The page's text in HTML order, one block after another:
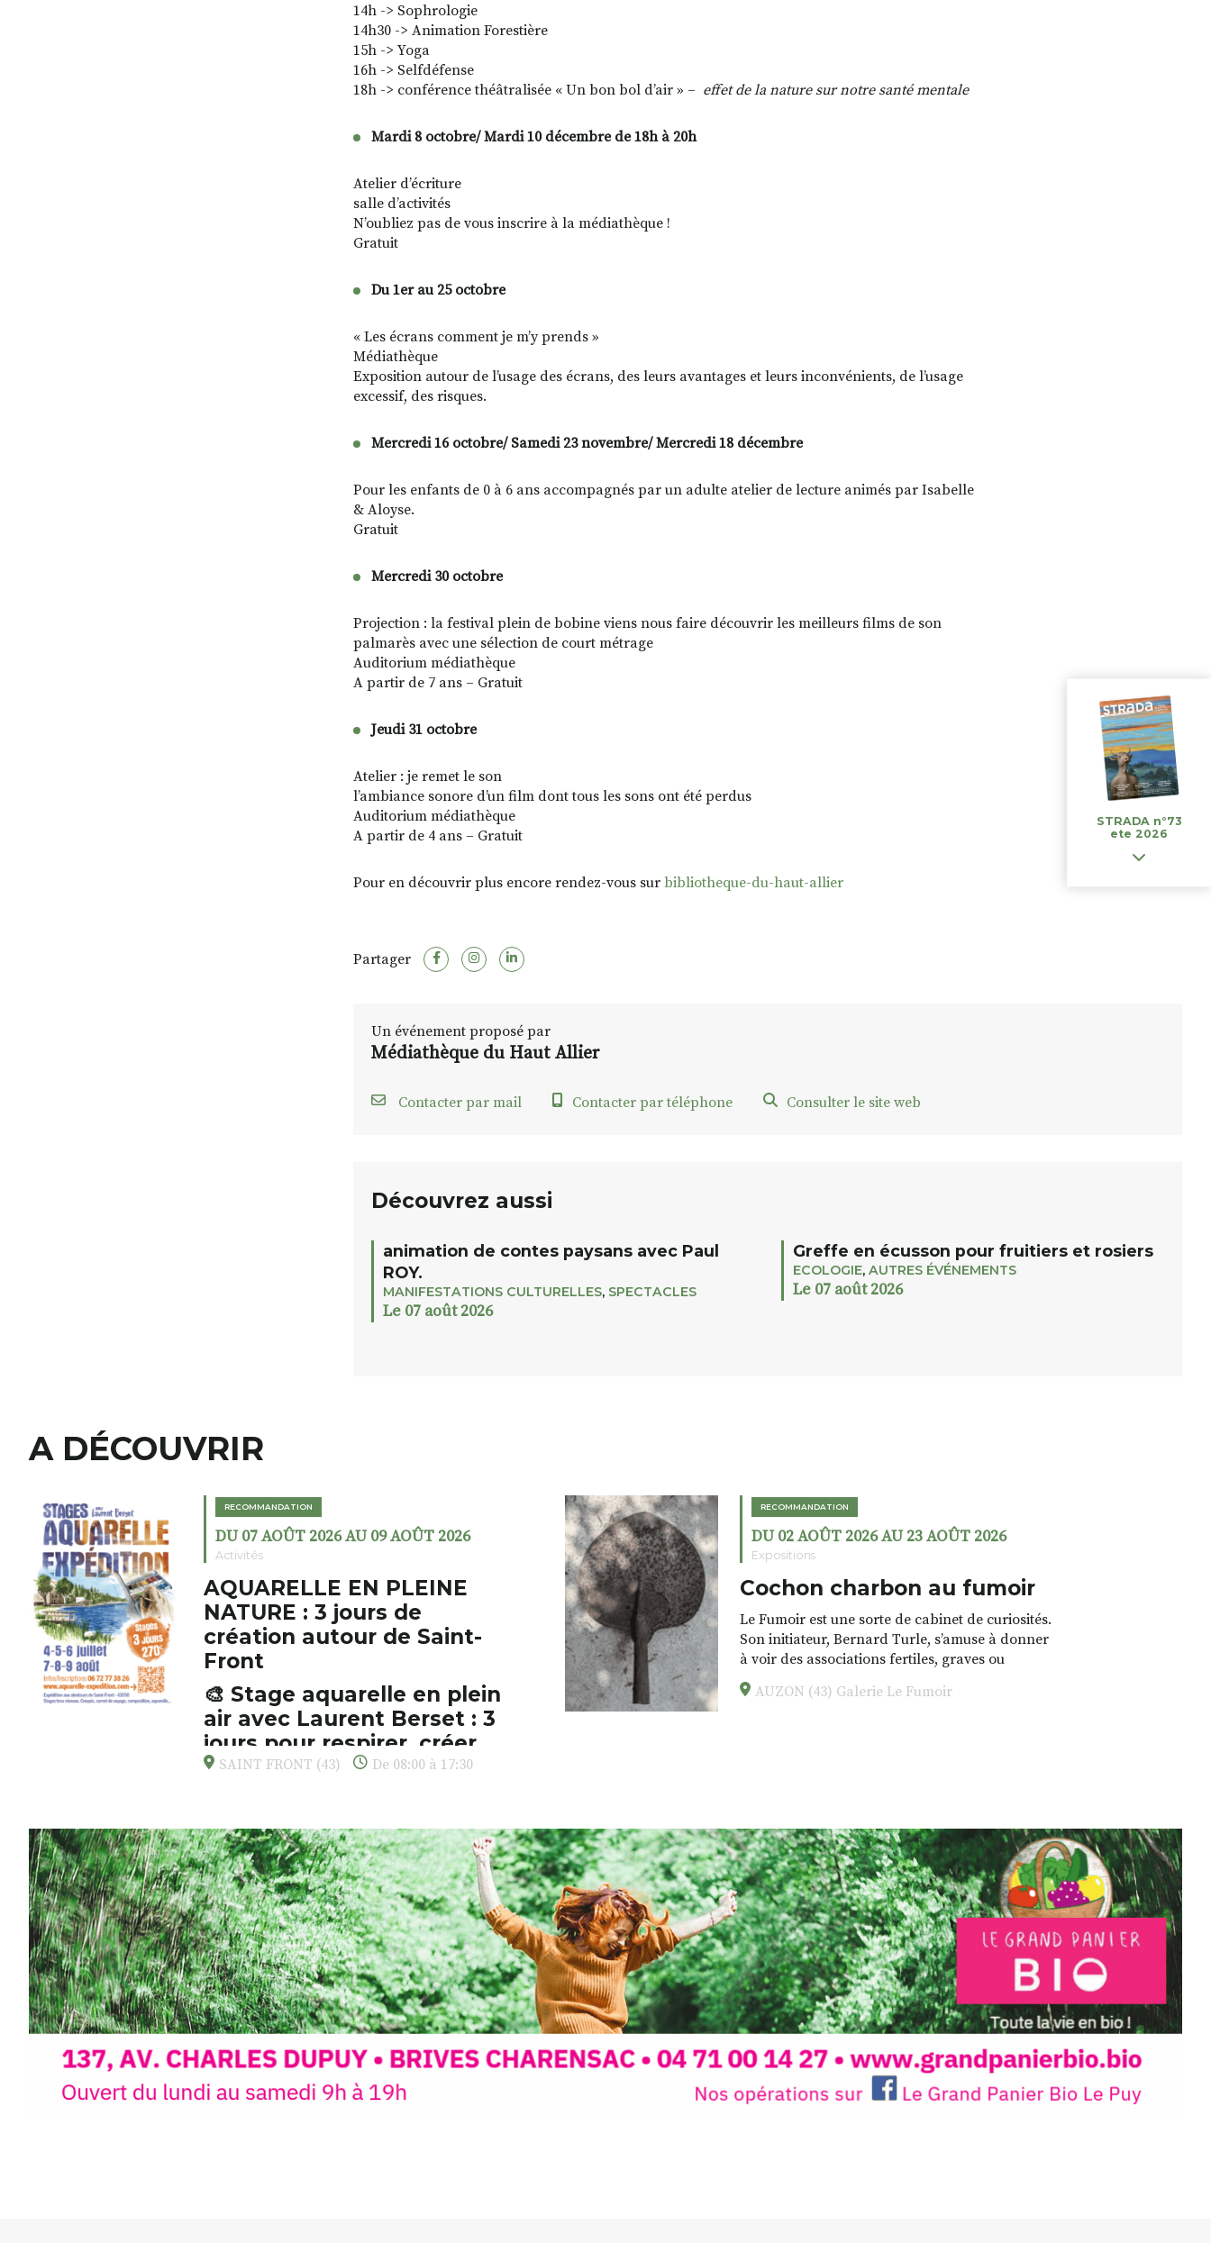
14h -> Sophrologie
14h30 -> Animation Forestière
15h -> Yoga
16h -> Selfdéfense
18h -> conférence théâtralisée « Un bon bol d’air » – effet de la nature sur notre santé mentale
Mardi 8 octobre/ Mardi 10 décembre de 18h à 20h
Atelier d’écriture
salle d’activités
N’oubliez pas de vous inscrire à la médiathèque !
Gratuit
Du 1er au 25 octobre
« Les écrans comment je m’y prends »
Médiathèque
Exposition autour de l’usage des écrans, des leurs avantages et leurs inconvénients, de l’usage
excessif, des risques.
Mercredi 16 octobre/ Samedi 23 novembre/ Mercredi 18 décembre
Pour les enfants de 0 à 6 ans accompagnés par un adulte atelier de lecture animés par Isabelle
& Aloyse.
Gratuit
Mercredi 30 octobre
Projection : la festival plein de bobine viens nous faire découvrir les meilleurs films de son
palmarès avec une sélection de court métrage
Auditorium médiathèque
A partir de 7 ans – Gratuit
Jeudi 31 octobre
Atelier : je remet le son
l’ambiance sonore d’un film dont tous les sons ont été perdus
Auditorium médiathèque
A partir de 4 ans – Gratuit
Pour en découvrir plus encore rendez-vous sur bibliotheque-du-haut-allier
Partager
Un événement proposé par
Médiathèque du Haut Allier
Contacter par mail Contacter par téléphone Consulter le site web
Découvrez aussi
animation de contes paysans avec Paul
ROY.
MANIFESTATIONS CULTURELLES, SPECTACLES
Le 07 août 2026
Greffe en écusson pour fruitiers et rosiers
ECOLOGIE, AUTRES ÉVÉNEMENTS
Le 07 août 2026
A DÉCOUVRIR
RECOMMANDATION
DU 07 AOÛT 2026 AU 09 AOÛT 2026
Activités
AQUARELLE EN PLEINE
NATURE : 3 jours de
création autour de Saint-
Front
🎨 Stage aquarelle en plein
air avec Laurent Berset : 3
jours pour respirer, créer,
s’émerveiller
paysages de Haute-Loire ?
Cet été,Laurent Bersetvous propose unstage
d’aquarelle en extérieur, accessibleà tous les
niveaux, dans un cadre naturel
inspirantautour de Saint-Front, à seulement30
minutes du Puy-en-Velay.
Pendant3 jours, vous apprendrez à capturer
l’instant :
aquarelle, encre, ou contenu hybride.
SAINT FRONT (43) De 08:00 à 17:30
RECOMMANDATION
DU 02 AOÛT 2026 AU 23 AOÛT 2026
Expositions
Cochon charbon au fumoir
Le Fumoir est une sorte de cabinet de curiosités.
Son initiateur, Bernard Turle, s’amuse à donner
à voir des associations fertiles, graves ou
drôles, parfois fumeuses. Des oeuvres
éclectiques font. liens avec les histoires un peu
Programmée en off du festival d’Auzon, cette
expo-installation temporaire vous livre une
raison de plus d’aller faire un tour dans la cité
médiévale du Brivadois cet été.
INTERVIEW
AUZON (43) Galerie Le Fumoir
STRADA n°73
ete 2026